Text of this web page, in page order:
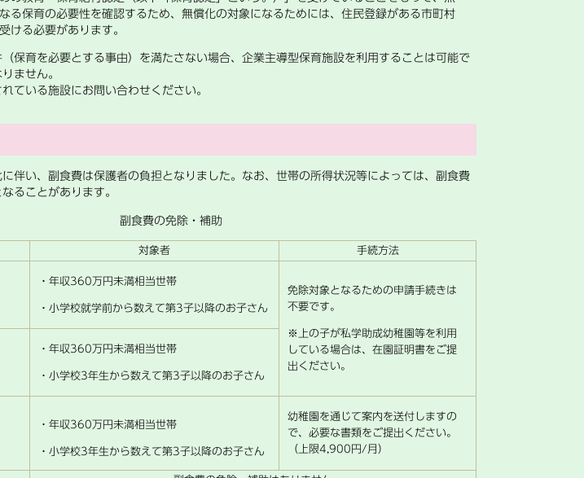
る保育の必要性を確認するため、無償化の対象になるためには、住民登録がある市町村
ける必要があります。
保育を必要とする事由）を満たさない場合、企業主導型保育施設を利用することは可能で
ません。
ている施設にお問い合わせください。
伴い、副食費は保護者の負担となりました。なお、世帯の所得状況等によっては、副食費
なることがあります。
副食費の免除・補助
対象者 手続方法
・年収360万円未満相当世帯
・小学校就学前から数えて第3子以降のお子さん
免除対象となるための申請手続きは
不要です。
※上の子が私学助成幼稚園等を利用
している場合は、在園証明書をご提
出ください。
・年収360万円未満相当世帯
・小学校3年生から数えて第3子以降のお子さん
・年収360万円未満相当世帯
・小学校3年生から数えて第3子以降のお子さん
幼稚園を通じて案内を送付しますの
で、必要な書類をご提出ください。
（上限4,900円/月）